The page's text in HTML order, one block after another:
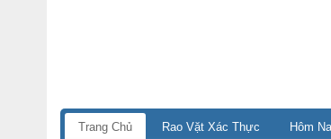
Trang Chủ Rao Vặt Xác Thực Hôm